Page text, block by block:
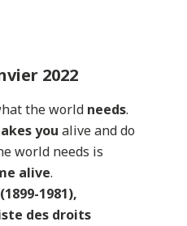
2022
the world needs.
you alive and do
world needs is
alive.
1981),
des droits